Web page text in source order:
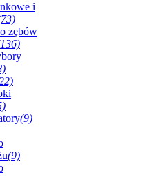
i
zębów
(9)
(9)